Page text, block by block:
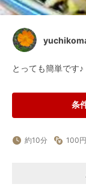
とっても簡単です♪
条
約10分 100